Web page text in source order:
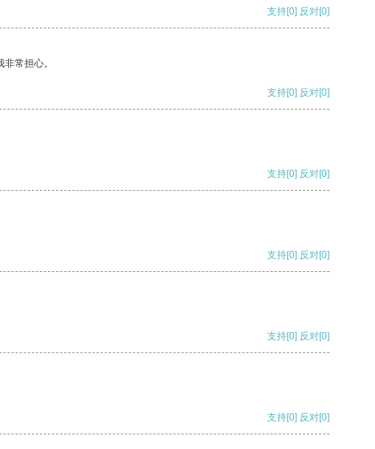
支持[0] 反对[0]
常担心。
支持[0] 反对[0]
支持[0] 反对[0]
支持[0] 反对[0]
支持[0] 反对[0]
支持[0] 反对[0]